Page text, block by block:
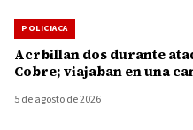
POLICIACA
Acrbillan dos durante
Cobre; viajaban en una
5 de agosto de 2026